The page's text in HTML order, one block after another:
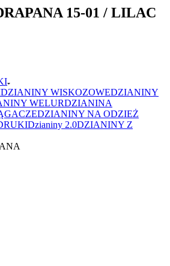
15-01 / LILAC
DZIANINY WISKOZOWEDZIANINY
WELURDZIANINA
DZIANINY NA ODZIEŻ
Dzianiny 2.0DZIANINY Z